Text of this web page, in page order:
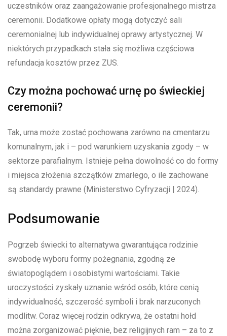
uczestników oraz zaangażowanie profesjonalnego mistrza
ceremonii. Dodatkowe opłaty mogą dotyczyć sali
ceremonialnej lub indywidualnej oprawy artystycznej. W
niektórych przypadkach stała się możliwa częściowa
refundacja kosztów przez ZUS.
Czy można pochować urnę po świeckiej
ceremonii?
Tak, urna może zostać pochowana zarówno na cmentarzu
komunalnym, jak i – pod warunkiem uzyskania zgody – w
sektorze parafialnym. Istnieje pełna dowolność co do formy
i miejsca złożenia szczątków zmarłego, o ile zachowane
są standardy prawne (Ministerstwo Cyfryzacji | 2024).
Podsumowanie
Pogrzeb świecki to alternatywa gwarantująca rodzinie
swobodę wyboru formy pożegnania, zgodną ze
światopoglądem i osobistymi wartościami. Takie
uroczystości zyskały uznanie wśród osób, które cenią
indywidualność, szczerość symboli i brak narzuconych
modlitw. Coraz więcej rodzin odkrywa, że ostatni hołd
można zorganizować pięknie, bez religijnych ram – za to z